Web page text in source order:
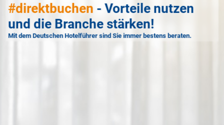
#direktbuchen - Vorteile nutzen
und die Branche stärken!
Mit dem Deutschen Hotelführer sind Sie immer bestens beraten.